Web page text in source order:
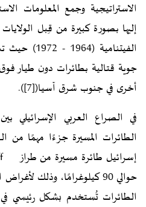
الاستراتيجية وجمع المعلومات
إليها بصورة كبيرة من قِبل
جوية قتالية بطائرات دون طيار
أخرى في جنوب شرق آسيا([7]
).
الطائرات المسيرة جزءًا مهمًا
حوالي 90 كيلوغرامًا، وذلك
الطائرات تُستخدم بشكل رئيسي